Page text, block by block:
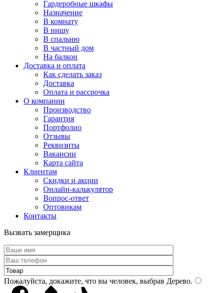
Гардеробные шкафы
Назначение
В комнату
В нишу
В спальню
В частный дом
На балкон
Доставка и оплата
Как сделать заказ
Доставка
Оплата и рассрочка
О компании
Производство
Гарантия
Портфолио
Отзывы
Реквизиты
Вакансии
Карта сайта
Клиентам
Скидки и акции
Онлайн-калькулятор
Вопрос-ответ
Оптовикам
Контакты
Вызвать замерщика
Пожалуйста, докажите, что вы человек, выбрав Дерево.